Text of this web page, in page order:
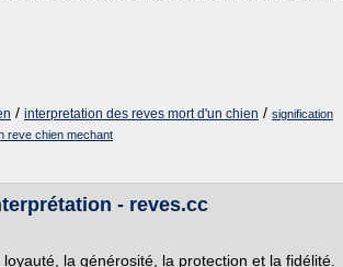
/ interpretation des reves mort d'un chien / signification
reve chien mechant
- reves.cc
la générosité, la protection et la fidélité.